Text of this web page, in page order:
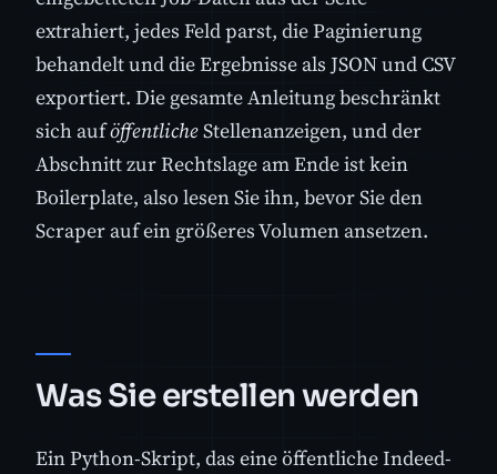
extrahiert, jedes Feld parst, die Paginierung
behandelt und die Ergebnisse als JSON und CSV
exportiert. Die gesamte Anleitung beschränkt
sich auföffentlicheStellenanzeigen, und der
Abschnitt zur Rechtslage am Ende ist kein
Boilerplate, also lesen Sie ihn, bevor Sie den
Scraper auf ein größeres Volumen ansetzen.
Was Sie erstellen werden
Ein Python-Skript, das eine öffentliche Indeed-